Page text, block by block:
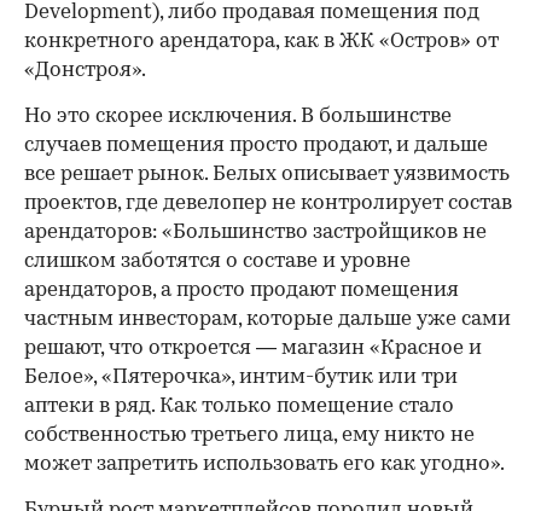
Development), либо продавая помещения под
конкретного арендатора, как в ЖК «Остров» от
«Донстроя».
Но это скорее исключения. В большинстве
случаев помещения просто продают, и дальше
все решает рынок. Белых описывает уязвимость
проектов, где девелопер не контролирует состав
арендаторов: «Большинство застройщиков не
слишком заботятся о составе и уровне
арендаторов, а просто продают помещения
частным инвесторам, которые дальше уже сами
решают, что откроется — магазин «Красное и
Белое», «Пятерочка», интим-бутик или три
аптеки в ряд. Как только помещение стало
собственностью третьего лица, ему никто не
может запретить использовать его как угодно».